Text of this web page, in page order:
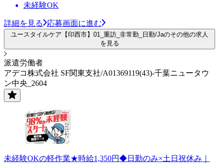
未経験OK
詳細を見る 応募画面に進む
ユースタイルケア【印西市】01_重訪_非常勤_日勤/Jaのその他の求人
を見る
派遣労働者
アデコ株式会社 SF関東支社/A01369119(43)-千葉ニュータウ
ン中央_2604
未経験OKの軽作業★時給1,350円◆日勤のみ×土日祝休み｜